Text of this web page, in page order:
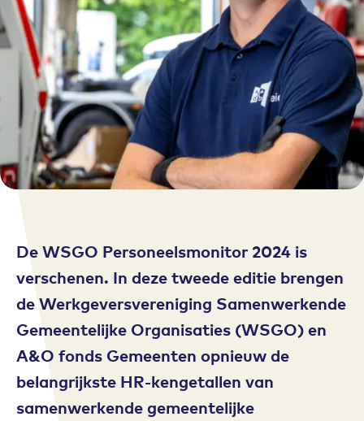
De WSGO Personeelsmonitor 2024 is
verschenen. In deze tweede editie brengen
de Werkgeversvereniging Samenwerkende
Gemeentelijke Organisaties (WSGO) en
A&O fonds Gemeenten opnieuw de
belangrijkste HR-kengetallen van
samenwerkende gemeentelijke